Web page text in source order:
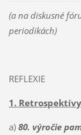
(a na diskusné
periodikách)
REFLEXIE
1.
a) 80. výročie